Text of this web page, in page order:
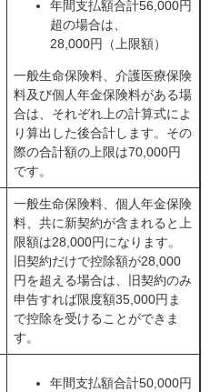
年間支払額合計56,000円
超の場合は、
28,000円（上限額）
一般生命保険料、介護医療保険
料及び個人年金保険料がある場
合は、それぞれ上の計算式によ
り算出した後合計します。その
際の合計額の上限は70,000円
です。
一般生命保険料、個人年金保険
料、共に新契約が含まれると上
限額は28,000円になります。
旧契約だけで控除額が28,000
円を超える場合は、旧契約のみ
申告すれば限度額35,000円ま
で控除を受けることができま
す。
年間支払額合計50,000円